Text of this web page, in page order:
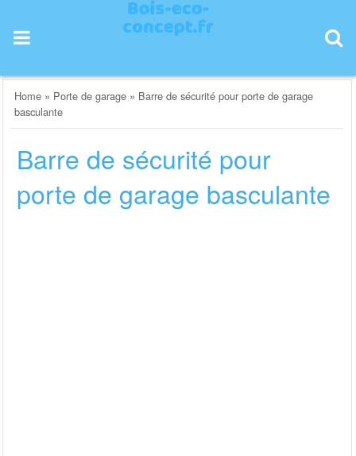
content
Home » Porte de garage » Barre de sécurité pour porte de garage
basculante
Barre de sécurité pour
porte de garage basculante